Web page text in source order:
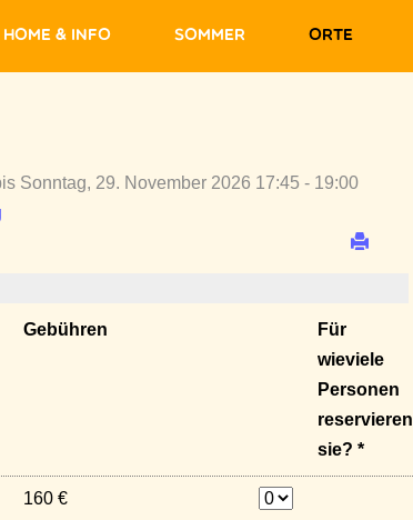
Home & Info Sommer Orte
Sonntag, 29. November 2026 17:45 - 19:00
Gebühren
Für
wieviele
Personen
reservieren
sie? *
160 €